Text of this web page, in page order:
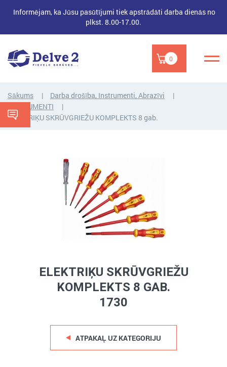
Informējam, ka Jūsu pasūtījumi tiek apstrādāti darba dienās no
plkst. 8.00-17.00.
0
Sākums
Darba drošība, Instrumenti, Abrazīvi
INSTRUMENTI
ELEKTRIĶU SKRŪVGRIEŽU KOMPLEKTS 8 gab.
ELEKTRIĶU SKRŪVGRIEŽU
KOMPLEKTS 8 GAB.
1730
ATPAKAĻ UZ KATEGORIJU